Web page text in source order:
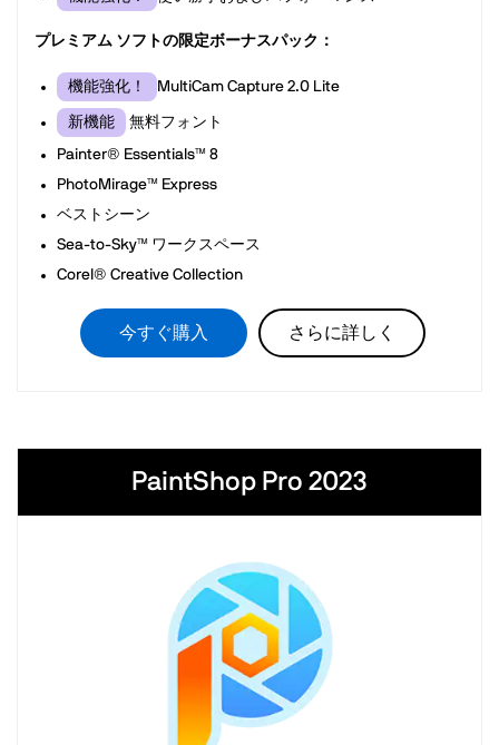
PaintShop Pro 2023
プレミアム ソフトの限定ボーナスパック：
機能強化！ MultiCam Capture 2.0 Lite
新機能 無料フォント
Painter® Essentials™ 8
PhotoMirage™ Express
ベストシーン
Sea-to-Sky™ ワークスペース
Corel® Creative Collection
今すぐ購入 さらに詳しく